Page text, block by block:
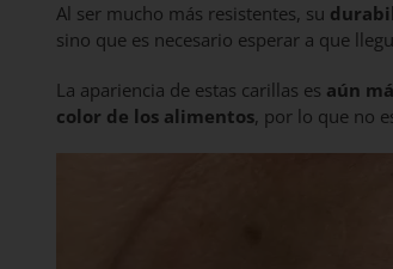
Al ser mucho más resistentes, su
sino que es necesario esperar a que
La apariencia de estas carillas es aún
color de los alimentos, por lo que no